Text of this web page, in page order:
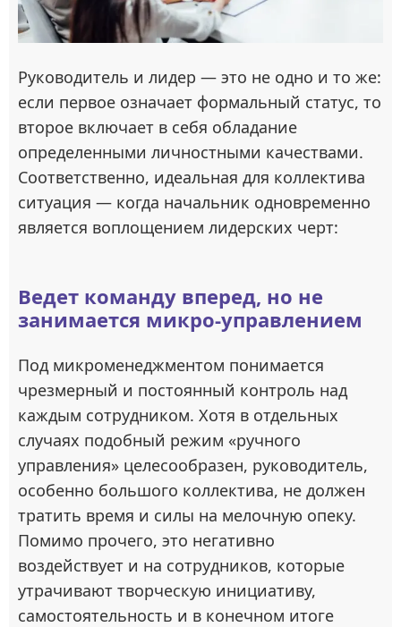
Руководитель и лидер — это не одно и то же:
если первое означает формальный статус, то
второе включает в себя обладание
определенными личностными качествами.
Соответственно, идеальная для коллектива
ситуация — когда начальник одновременно
является воплощением лидерских черт:
Ведет команду вперед, но не
занимается микро-управлением
Под микроменеджментом понимается
чрезмерный и постоянный контроль над
каждым сотрудником. Хотя в отдельных
случаях подобный режим «ручного
управления» целесообразен, руководитель,
особенно большого коллектива, не должен
тратить время и силы на мелочную опеку.
Помимо прочего, это негативно
воздействует и на сотрудников, которые
утрачивают творческую инициативу,
самостоятельность и в конечном итоге